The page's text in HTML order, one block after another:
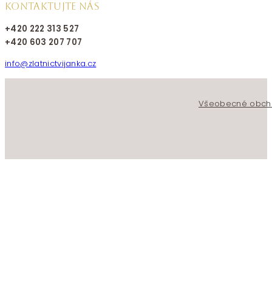
KONTAKTUJTE NÁS
+420 222 313 527
+420 603 207 707
info@zlatnictvijanka.cz
Všeobecné